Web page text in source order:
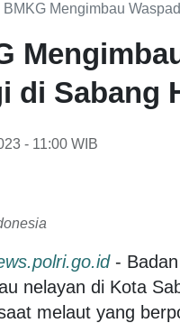
BMKG Mengimbau
di Sabang
- 11:00WIB
- Badan
nelayan di Kota
melaut yang